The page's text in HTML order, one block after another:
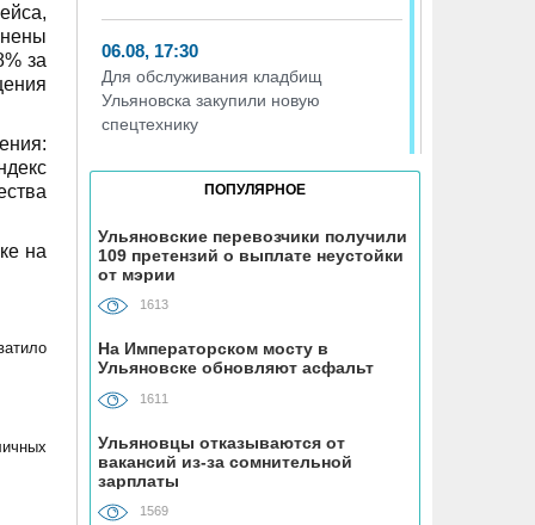
за
на
06.08, 17:30
Для обслуживания кладбищ
Ульяновска закупили новую
спецтехнику
смена категорий кешбэка создает
волны спроса
06.08, 17:00
В ульяновской школе №7
устанавливают «умные» тренажёры с
QR-кодами
06.08, 16:22
В Ульяновске на месяц перекрыли
участок улицы Ефремова
ПОПУЛЯРНОЕ
Ульяновские перевозчики получили
109 претензий о выплате неустойки
от мэрии
1613
На Императорском мосту в
Ульяновске обновляют асфальт
1611
Ульяновцы отказываются от
вакансий из-за сомнительной
зарплаты
1569